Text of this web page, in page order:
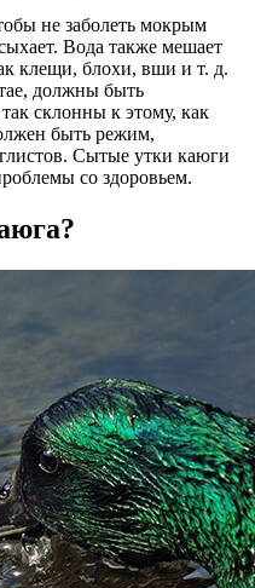
не заболеть мокрым
Вода также мешает
клещи, блохи, вши и т. д.
должны быть
склонны к этому, как
быть режим,
Сытые утки каюги
со здоровьем.